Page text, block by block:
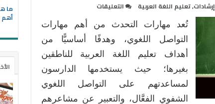
Communicative
Method
مغلقة
إرشادات,تعليم اللغة العربية التعليقات
نموذج
تدريسي
قائم
على
إستراتيجية
الصف
المقلوب
لتنميـة
تُعد مهارات التحدث من أهم مهارات
التواصل اللغوي، وهدفًا أساسيًّا من
أهداف تعليم اللغة العربية للناطقين
بغيرها؛ حيث يستخدمها الدارسون
لمساعدتهم على التواصل اللغوي
الشفوي الفعَّال، والتعبير عن مشاعرهم
ما
أهم